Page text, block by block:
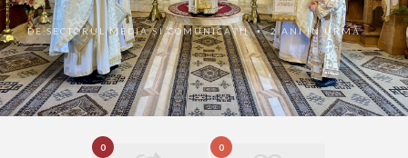
DESECTORUL MEDIA ȘI COMUNICAȚII •2 ANI ÎN URMĂ
0 0